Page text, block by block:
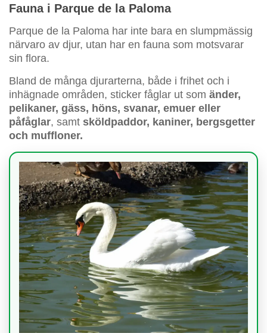
Fauna i Parque de la Paloma
Parque de la Paloma har inte bara en slumpmässig
närvaro av djur, utan har en fauna som motsvarar
sin flora.
Bland de många djurarterna, både i frihet och i
inhägnade områden, sticker fåglar ut som änder,
pelikaner, gäss, höns, svanar, emuer eller
påfåglar, samt sköldpaddor, kaniner, bergsgetter
och muffloner.